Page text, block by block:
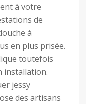
à votre
de
à
en plus prisée.
toutefois
installation.
jessy
des artisans